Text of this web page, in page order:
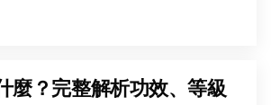
麼？完整解析功效、等級